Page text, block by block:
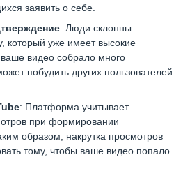
заявить о себе.
: Люди склонны
который уже имеет высокие
видео собрало много
побудить других пользователей
: Платформа учитывает
при формировании
образом, накрутка просмотров
тому, чтобы ваше видео попало